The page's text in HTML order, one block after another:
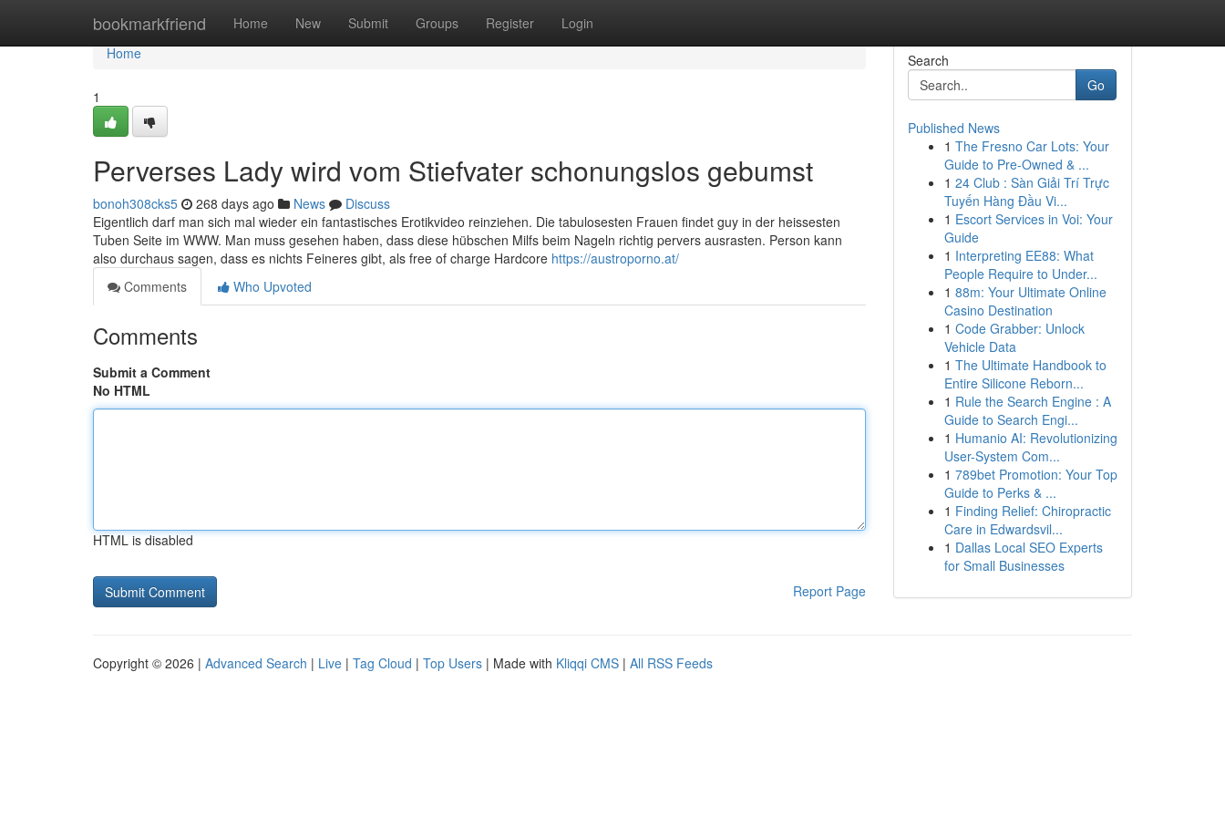
bookmarkfriend Home New Submit Groups Register Login
Home
Home
1
Perverses Lady wird vom Stiefvater schonungslos gebumst
bonoh308cks5 268 days ago News
Discuss
Eigentlich darf man sich mal wieder ein fantastisches Erotikvideo reinziehen. Die tabulosesten Frauen findet guy in der heissesten
Tuben Seite im WWW. Man muss gesehen haben, dass diese hübschen Milfs beim Nageln richtig pervers ausrasten. Person kann
also durchaus sagen, dass es nichts Feineres gibt, als free of charge Hardcore https://austroporno.at/
Comments
Who Upvoted
Comments
Submit a Comment
No HTML
HTML is disabled
Report Page
Search
Go
Published News
1 The Fresno Car Lots: Your
Guide to Pre-Owned & ...
1 24 Club : Sàn Giải Trí Trực
Tuyến Hàng Đầu Vi...
1 Escort Services in Voi: Your
Guide
1 Interpreting EE88: What
People Require to Under...
1 88m: Your Ultimate Online
Casino Destination
1 Code Grabber: Unlock
Vehicle Data
1 The Ultimate Handbook to
Entire Silicone Reborn...
1 Rule the Search Engine : A
Guide to Search Engi...
1 Humanio AI: Revolutionizing
User-System Com...
1 789bet Promotion: Your Top
Guide to Perks & ...
1 Finding Relief: Chiropractic
Care in Edwardsvil...
1 Dallas Local SEO Experts
for Small Businesses
Copyright © 2026 | Advanced Search | Live | Tag Cloud | Top Users | Made with Kliqqi CMS | All RSS Feeds